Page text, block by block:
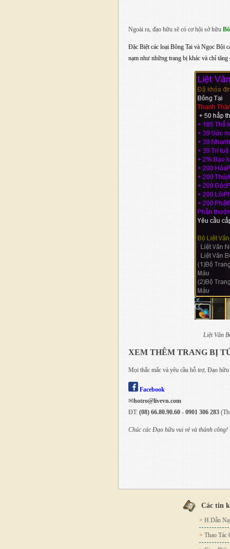
Ngoài ra, đạo hữu sẽ có cơ hội sở hữu
Đặc Biệt các loại Bông Tai và Ngọc Bội
nạm như những trang bị khác và chỉ
Liệt Vân
XEM THÊM TRANG BỊ
Mọi thắc mắc và yêu cầu hỗ trợ, Đạo
Facebook
✉hotro@livevn.com
ĐT: (08) 66.80.90.60 - 0901 306 283
Chúc các Đạo hữu vui vẻ và thành công!
Các tin
> H.Dẫn
> Thao Tác